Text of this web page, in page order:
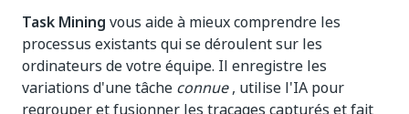
Task Mining vous aide à mieux comprendre les
processus existants qui se déroulent sur les
ordinateurs de votre équipe. Il enregistre les
variations d'une tâche connue, utilise l'IA pour
regrouper et fusionner les traçages capturés et fait